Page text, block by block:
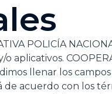
POLICÍA
llenar los
acuerdo con los